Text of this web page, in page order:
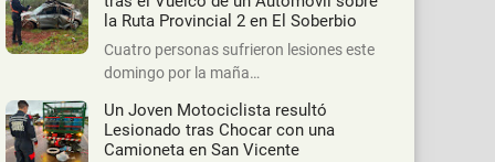
la Ruta Provincial 2 en El Soberbio
Cuatro personas sufrieron lesiones este
domingo por la maña…
Un Joven Motociclista resultó
Lesionado tras Chocar con una
Camioneta en San Vicente